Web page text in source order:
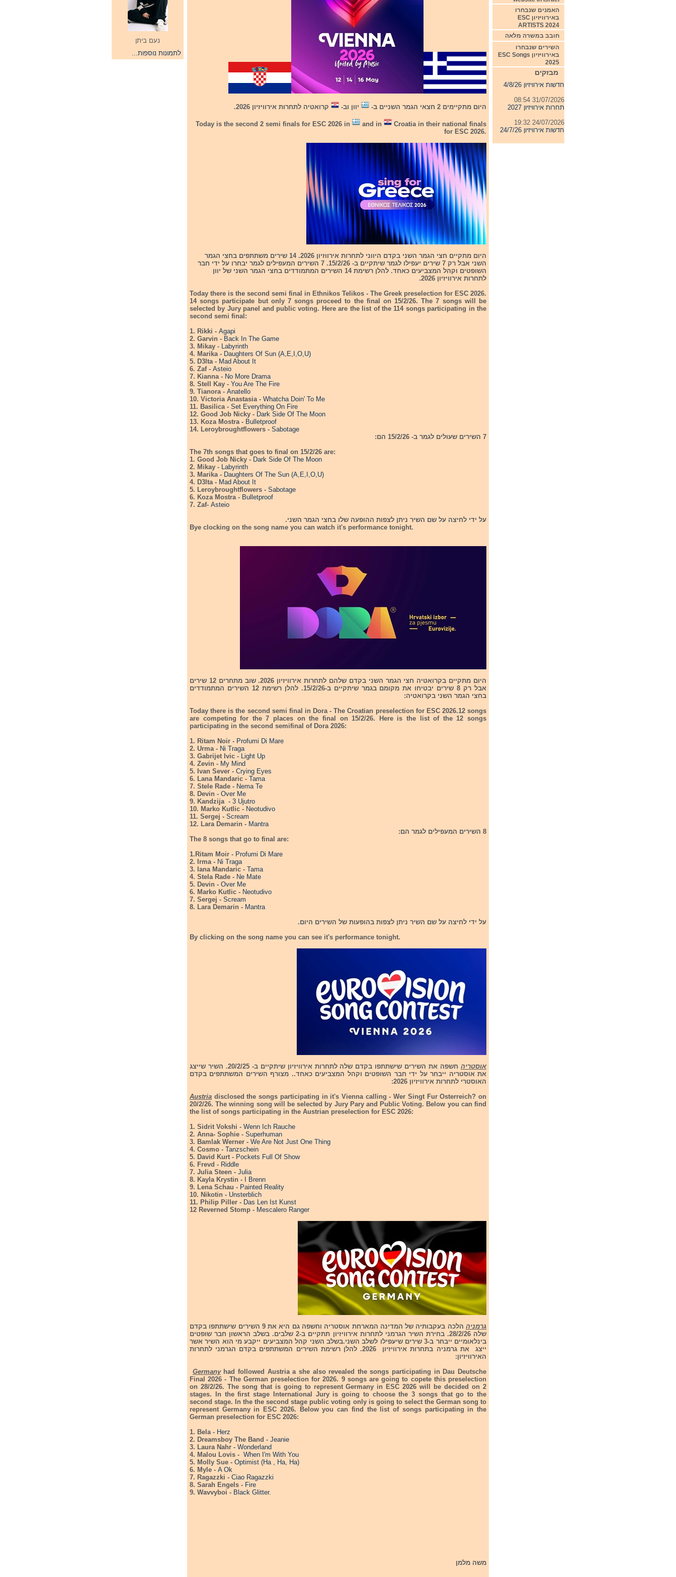
נעם ביתן
לתמונות נוספות...
היום מתקיימים 2 חצאי הגמר השניים ב- יוון וב- קרואטיה לתחרות אירוויזיון 2026.
Today is the second 2 semi finals for ESC 2026 in and in
Croatia in their national finals
for ESC 2026.
היום מתקיים חצי הגמר השני בקדם היווני לתחרות אירווזיון 2026. 14 שירים משתתפים בחצי הגמר
השני אבל רק 7 שירים יעפילו לגמר שיתקיים ב- 15/2/26. 7 השירים המעפילים לגמר יבחרו על ידי חבר
השופטים וקהל המצביעים כאחד. להלן רשימת 14 השירים המתמודדים בחצי הגמר השני של יוון
לתחרות אירוויזיון 2026.
Today there is the second semi final in Ethnikos Telikos - The Greek preselection for ESC 2026.
14 songs participate but only 7 songs proceed to the final on 15/2/26. The 7 songs will be
selected by Jury panel and public voting. Here are the list of the 114 songs participating in the
second semi final:
1. Rikki - Agapi
2. Garvin - Back In The Game
3. Mikay - Labyrinth
4. Marika - Daughters Of Sun (A,E,I,O,U)
5. D3lta - Mad About It
6. Zaf - Asteio
7. Kianna - No More Drama
8. Stell Kay - You Are The Fire
9. Tianora - Anatello
10. Victoria Anastasia - Whatcha Doin' To Me
11. Basilica - Set Everything On Fire
12. Good Job Nicky - Dark Side Of The Moon
13. Koza Mostra - Bulletproof
14. Leroybroughtflowers - Sabotage
7 השירים שעולים לגמר ב- 15/2/26 הם:
The 7th songs that goes to final on 15/2/26 are:
1. Good Job Nicky - Dark Side Of The Moon
2. Mikay - Labyrinth
3. Marika - Daughters Of The Sun (A,E,I,O,U)
4. D3lta - Mad About It
5. Leroybroughtflowers - Sabotage
6. Koza Mostra - Bulletproof
7. Zaf- Asteio
על ידי לחיצה על שם השיר ניתן לצפות ההופעה שלו בחצי הגמר השני.
Bye clocking on the song name you can watch it's performance tonight.
היום מתקיים בקרואטיה חצי הגמר השני בקדם שלהם לתחרות אירוויזיון 2026. שוב מתחרים 12 שירים
אבל רק 8 שירים יבטיחו את מקומם בגמר שיתקיים ב-15/2/26. להלן רשימת 12 השירים המתמודדים
בחצי הגמר השני בקרואטיה:
Today there is the second semi final in Dora - The Croatian preselection for ESC 2026.12 songs
are competing for the 7 places on the final on 15/2/26. Here is the list of the 12 songs
participating in the second semifinal of Dora 2026:
1. Ritam Noir - Profumi Di Mare
2. Urma - Ni Traga
3. Gabrijet Ivic - Light Up
4. Zevin - My Mind
5. Ivan Sever - Crying Eyes
6. Lana Mandaric - Tama
7. Stele Rade - Nema Te
8. Devin - Over Me
9. Kandzija - 3 Ujutro
10. Marko Kutlic - Neotudivo
11. Sergej - Scream
12. Lara Demarin - Mantra
8 השירים המעפילים לגמר הם:
The 8 songs that go to final are:
1.Ritam Moir - Profumi Di Mare
2. Irma - Ni Traga
3. lana Mandaric - Tama
4. Stela Rade - Ne Mate
5. Devin - Over Me
6. Marko Kutlic - Neotudivo
7. Sergej - Scream
8. Lara Demarin - Mantra
על ידי לחיצה על שם השיר ניתן לצפות בהופעות של השירים היום.
By clicking on the song name you can see it's performance tonight.
אוסטריה
חשפה את השירים שישתתפו בקדם שלה לתחרות אירוויזיון שיתקיים ב- 20/2/25. השיר שייצג
את אוסטריה ייבחר על ידי חבר השופטים וקהל המצביעים כאחד.. מצורף השירים המשתתפים בקדם
האוסטרי לתחרות אירוויזיון 2026:
Austria disclosed the songs participating in it's Vienna calling - Wer Singt Fur Osterreich? on
20/2/26. The winning song will be selected by Jury Pary and Public Voting. Below you can find
the list of songs participating in the Austrian preselection for ESC 2026:
1. Sidrit Vokshi - Wenn Ich Rauche
2. Anna- Sophie - Superhuman
3. Bamlak Werner - We Are Not Just One Thing
4. Cosmo - Tanzschein
5. David Kurt - Pockets Full Of Show
6. Frevd - Riddle
7. Julia Steen - Julia
8. Kayla Krystin -
I Brenn
9. Lena Schau - Painted Reality
10. Nikotin - Unsterblich
11. Philip Piller - Das Len Ist Kunst
12 Reverned Stomp - Mescalero Ranger
גרמניה
הלכה בעקבותיה של המדינה המארחת אוסטריה וחשפה גם היא את 9 השירים שישתתפו בקדם
שלה 28/2/26. בחירת השיר הגרמני לתחרות אירוויזיון תתקיים ב-2 שלבים. בשלב הראשון חבר שופטים
בינלאומיים ייבחר ב-3 שירים שיעפילו לשלב השני.בשלב השני קהל המצביעים ייקבע מי הוא השיר אשר
ייצג את גרמניה בתחרות אירוויזיון 2026. להלן רשימת השירים המשתתפים בקדם הגרמני לתחרות
האירוויזיון:
Germanyhad followed Austria a she also revealed the songs participating in Dau Deutsche
Final 2026 - The German preselection for 2026. 9 songs are going to copete this preselection
on 28/2/26. The song that is going to represent Germany in ESC 2026 will be decided on 2
stages. In the first stage International Jury is going to choose the 3 songs that go to the
second stage. In the the second stage public voting only is going to select the German song to
represent Germany in ESC 2026. Below you can find the list of songs participating in the
German preselection for ESC 2026:
1. Bela - Herz
2. Dreamsboy The Band - Jeanie
3. Laura Nahr - Wonderland
4. Malou Lovis - When I'm With You
5. Molly Sue - Optimist (Ha , Ha, Ha)
6. Myle - A Ok
7. Ragazzki - Ciao Ragazzki
8. Sarah Engels - Fire
9. Wavvyboi - Black Glitter.
משה מלמן
האמנים שנבחרו
באירוויזיון ESC
ARTISTS 2024
חובב במשרה מלאה
השירים שנבחרו
באירוויזיון ESC Songs
2025
מבזקים
04/08/2026 11:06
חדשות אירוויזיון 4/8/26
תחרות אירוויזיון 2027
חדשות אירוויזיון 24/7/26
חדשות אירוויזיון 23/7/26